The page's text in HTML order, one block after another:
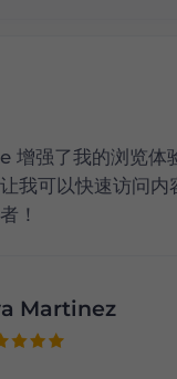
增强了我的浏览体
我可以快速访问内
！
Martinez